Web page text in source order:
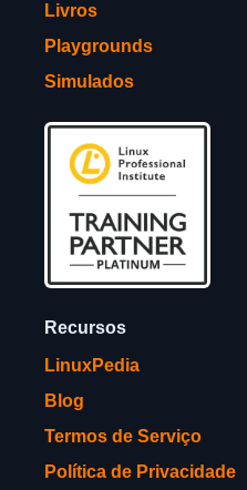
Livros
Playgrounds
Simulados
Recursos
LinuxPedia
Blog
Termos de Serviço
Política de Privacidade